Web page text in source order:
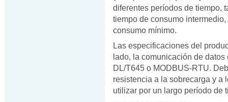
diferentes períodos de tiempo,
tiempo de consumo
consumo mínimo.
Las especificaciones del
lado, la comunicación de
DL/T645 o MODBUS-RTU.
resistencia a la sobrecarga y a
utilizar por un largo período de